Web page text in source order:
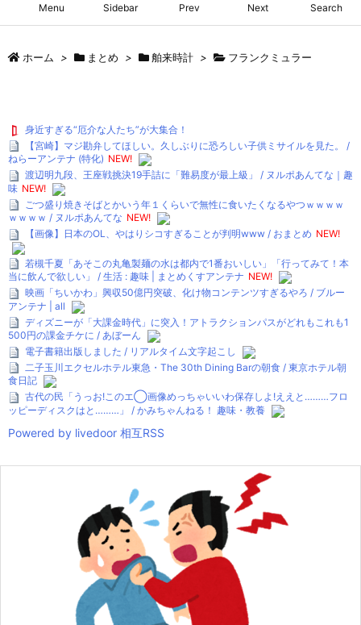
Menu Sidebar Prev Next Search
ホーム > まとめ > 舶来時計 > フランクミュラー
身近すぎる“厄介な人たち”が大集合！
【宮崎】マジ勘弁してほしい。久しぶりに恐ろしい子供ミサイルを見た。 /
ねらーアンテナ (特化) NEW!
渡辺明九段、王座戦挑決19手詰に「難易度が最上級」 / ヌルポあんてな｜趣
味 NEW!
ごつ盛り焼きそばとかいう年１くらいで無性に食いたくなるやつｗｗｗｗ
ｗｗｗｗ / ヌルポあんてな NEW!
【画像】日本のOL、やはりシコすぎることが判明www / おまとめ NEW!
若槻千夏「あそこの丸亀製麺の水は都内で1番おいしい」「行ってみて！本
当に飲んで欲しい」 / 生活 : 趣味 | まとめくすアンテナ NEW!
映画「ちいかわ」興収50億円突破、化け物コンテンツすぎるやろ / ブルー
アンテナ | all
ディズニーが「大課金時代」に突入！アトラクションパスがどれもこれも1
500円の課金チケに / あぼーん
電子書籍出版しました / リアルタイム文字起こし
二子玉川エクセルホテル東急・The 30th Dining Barの朝食 / 東京ホテル朝
食日記
古代の民「うっお!このエ◯画像めっちゃいいわ保存しよ!ええと………フロ
ッピーディスクはと………」 / かみちゃんねる！ 趣味・教養
Powered by livedoor 相互RSS